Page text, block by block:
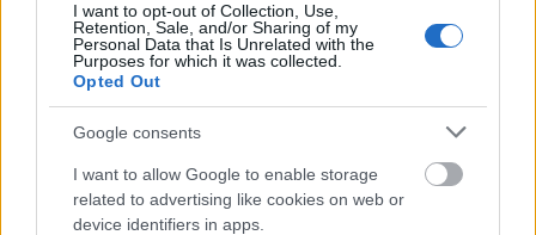
I want to opt-out of Collection, Use,
Retention, Sale, and/or Sharing of my
Personal Data that Is Unrelated with the
Purposes for which it was collected.
Opted Out
Google consents
I want to allow Google to enable storage
related to advertising like cookies on web or
device identifiers in apps.
-Από το βράδυ της Παρασκευής βροχές στα
δυτική Ελλάδα και βαθμιαία τα υπόλοιπα
ηπειρωτικά . Την Κυριακή θα επηρεαστεί η
ανατολική Ελλάδα